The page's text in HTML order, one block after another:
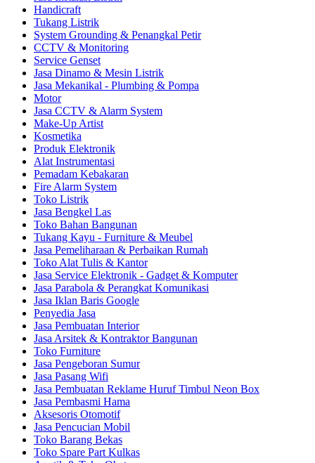
Handicraft
Tukang Listrik
System Grounding & Penangkal Petir
CCTV & Monitoring
Service Genset
Jasa Dinamo & Mesin Listrik
Jasa Mekanikal - Plumbing & Pompa
Motor
Jasa CCTV & Alarm System
Make-Up Artist
Kosmetika
Produk Elektronik
Alat Instrumentasi
Pemadam Kebakaran
Fire Alarm System
Toko Listrik
Jasa Bengkel Las
Toko Bahan Bangunan
Tukang Kayu - Furniture & Meubel
Jasa Pemeliharaan & Perbaikan Rumah
Toko Alat Tulis & Kantor
Jasa Service Elektronik - Gadget & Komputer
Jasa Parabola & Perangkat Komunikasi
Jasa Iklan Baris Google
Penyedia Jasa
Jasa Pembuatan Interior
Jasa Arsitek & Kontraktor Bangunan
Toko Furniture
Jasa Pengeboran Sumur
Jasa Pasang Wifi
Jasa Pembuatan Reklame Huruf Timbul Neon Box
Jasa Pembasmi Hama
Aksesoris Otomotif
Jasa Pencucian Mobil
Toko Barang Bekas
Toko Spare Part Kulkas